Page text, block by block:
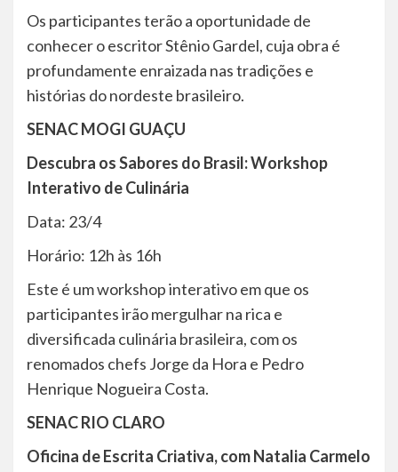
Os participantes terão a oportunidade de
conhecer o escritor Stênio Gardel, cuja obra é
profundamente enraizada nas tradições e
histórias do nordeste brasileiro.
SENAC MOGI GUAÇU
Descubra os Sabores do Brasil: Workshop
Interativo de Culinária
Data: 23/4
Horário: 12h às 16h
Este é um workshop interativo em que os
participantes irão mergulhar na rica e
diversificada culinária brasileira, com os
renomados chefs Jorge da Hora e Pedro
Henrique Nogueira Costa.
SENAC RIO CLARO
Oficina de Escrita Criativa, com Natalia Carmelo